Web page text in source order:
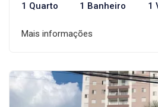
1 Quarto 1 Banheiro 1
Mais informações